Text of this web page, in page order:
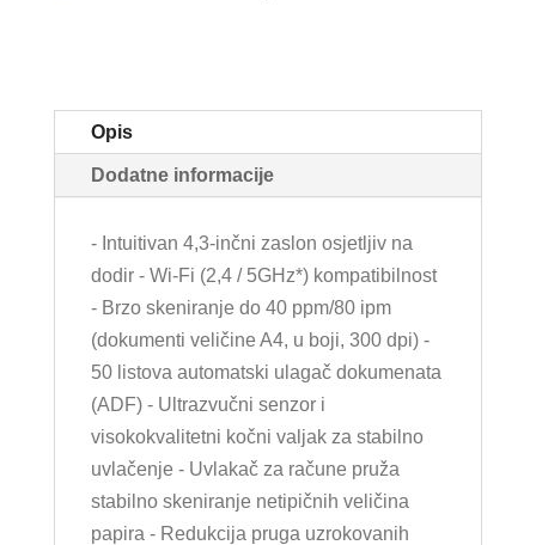
Opis
Dodatne informacije
- Intuitivan 4,3-inčni zaslon osjetljiv na
dodir - Wi-Fi (2,4 / 5GHz*) kompatibilnost
- Brzo skeniranje do 40 ppm/80 ipm
(dokumenti veličine A4, u boji, 300 dpi) -
50 listova automatski ulagač dokumenata
(ADF) - Ultrazvučni senzor i
visokokvalitetni kočni valjak za stabilno
uvlačenje - Uvlakač za račune pruža
stabilno skeniranje netipičnih veličina
papira - Redukcija pruga uzrokovanih